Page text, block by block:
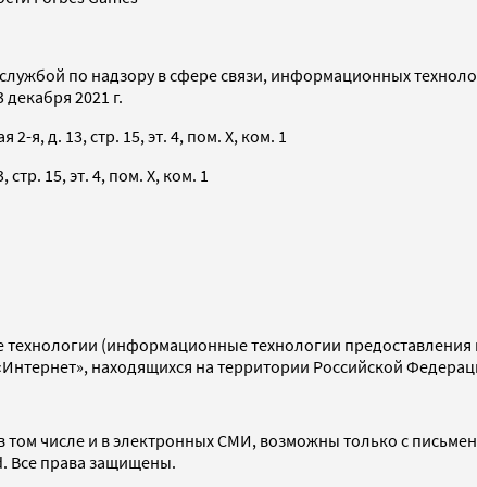
по надзору в сфере связи, информационных
2021 г.
я, д. 13, стр. 15, эт. 4, пом. X, ком. 1
15, эт. 4, пом. X, ком. 1
(информационные технологии
находящихся на территории Российской
числе и в электронных СМИ, возможны только с
Все права защищены.